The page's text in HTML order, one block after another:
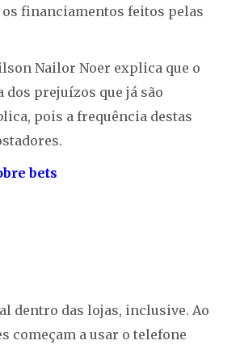
financiamentos feitos pelas
Nailor Noer explica que o
prejuízos que já são
pois a frequência destas
bets
dentro das lojas, inclusive. Ao
começam a usar o telefone